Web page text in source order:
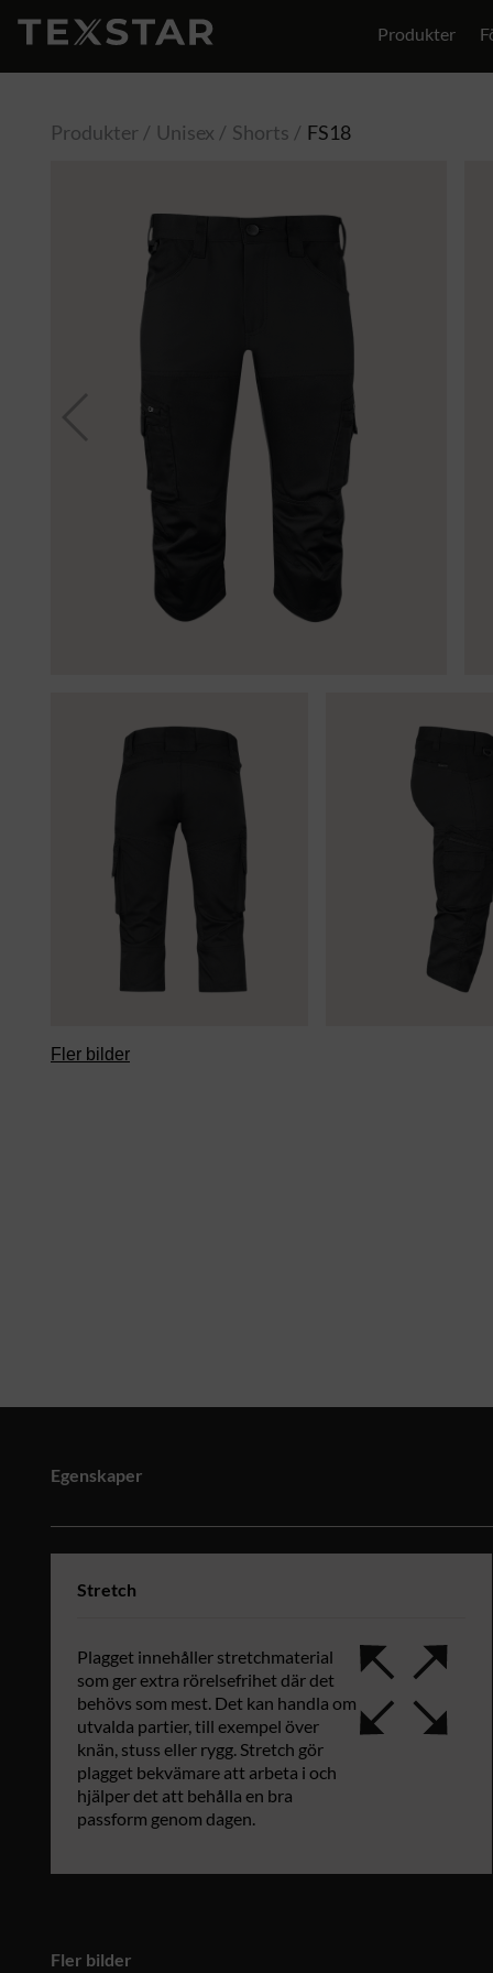
Produkter
Produkter Unisex Shorts FS18
Fler bilder
Egenskaper
Stretch
Plagget innehåller stretchmaterial
som ger extra rörelsefrihet där det
behövs som mest. Det kan handla om
utvalda partier, till exempel över
knän, stuss eller rygg. Stretch gör
plagget bekvämare att arbeta i och
hjälper det att behålla en bra
passform genom dagen.
Fler bilder